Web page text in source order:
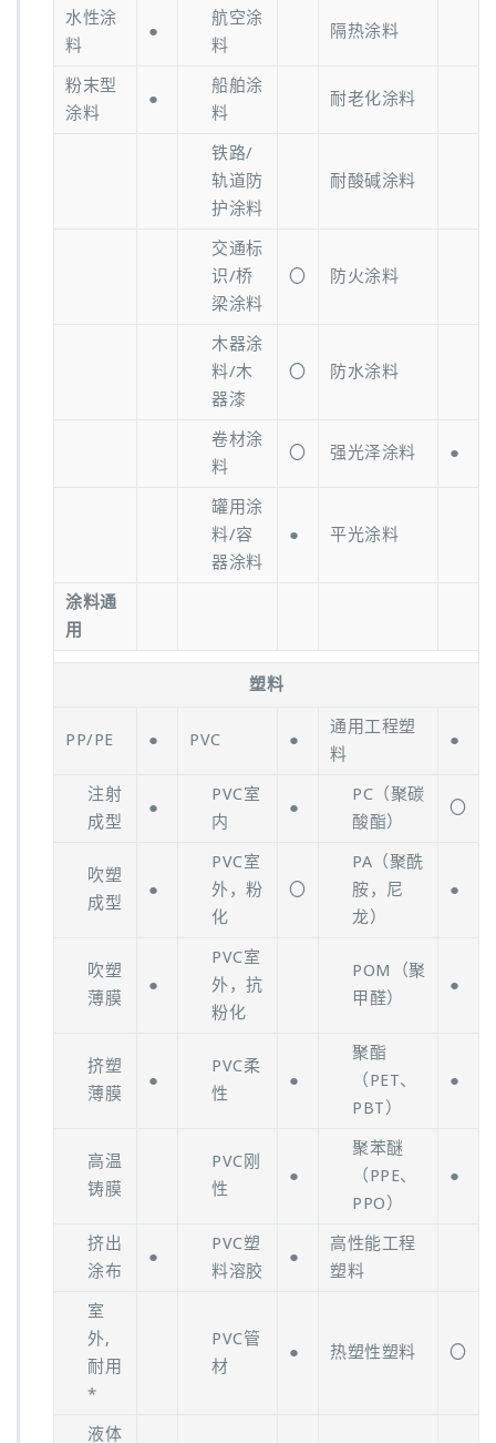
水性涂
料
●
航空涂
料
隔热涂料
粉末型
涂料
●
船舶涂
料
耐老化涂料
铁路/
轨道防
护涂料
耐酸碱涂料
交通标
识/桥
梁涂料
〇 防火涂料
木器涂
料/木
器漆
〇 防水涂料
卷材涂
料
〇 强光泽涂料 ●
罐用涂
料/容
器涂料
● 平光涂料
涂料通
用
塑料
PP/PE ● PVC ●
通用工程塑
料
●
注射
成型
●
PVC室
内
●
PC（聚碳
酸酯）
〇
吹塑
成型
●
PVC室
外，粉
化
〇
PA（聚酰
胺，尼
龙）
●
吹塑
薄膜
●
PVC室
外，抗
粉化
POM（聚
甲醛）
●
挤塑
薄膜
●
PVC柔
性
●
聚酯
（PET、
PBT）
●
高温
铸膜
PVC刚
性
●
聚苯醚
（PPE、
PPO）
●
挤出
涂布
●
PVC塑
料溶胶
●
高性能工程
塑料
室
外,
耐用
*
PVC管
材
● 热塑性塑料 〇
液体